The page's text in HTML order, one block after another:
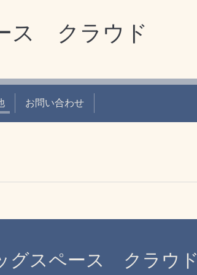
ス クラウド
お問い合わせ
グスペース クラウド